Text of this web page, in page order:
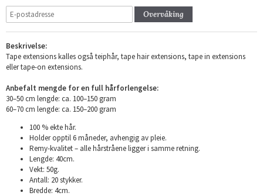
Overvåking
Beskrivelse:
Tape extensions kalles også teiphår, tape hair extensions, tape in extensions
eller tape-on extensions.
Anbefalt mengde for en full hårforlengelse:
30–50 cm lengde: ca. 100–150 gram
60–70 cm lengde: ca. 150–200 gram
100 % ekte hår.
Holder opptil 6 måneder, avhengig av pleie.
Remy-kvalitet – alle hårstråene ligger i samme retning.
Lengde: 40cm.
Vekt: 50g.
Antall: 20 stykker.
Bredde: 4cm.